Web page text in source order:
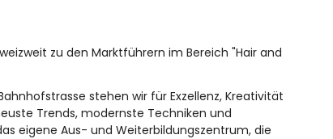
zu den Marktführern im Bereich "Hair and
stehen wir für Exzellenz, Kreativität
Trends, modernste Techniken und
eigene Aus- und Weiterbildungszentrum, die